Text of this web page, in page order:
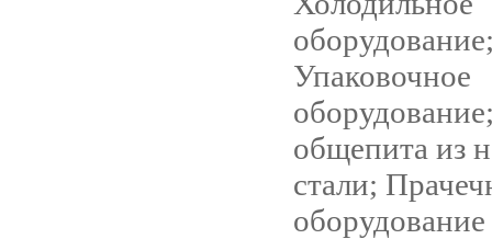
Упаковочное
общепита из
стали;
оборудование